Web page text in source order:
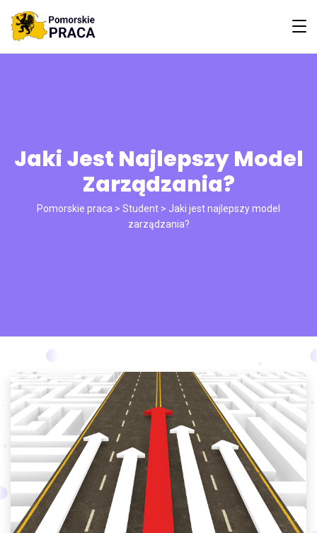
Jaki Jest Najlepszy Model
Zarządzania?
Pomorskie praca > Student > Jaki jest najlepszy model
zarządzania?